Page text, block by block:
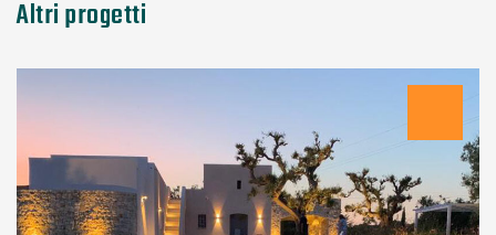
Altri progetti